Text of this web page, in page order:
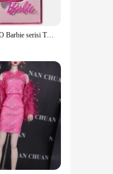
Hakiki MINISO Barbie serisi TWS Bluetooth kulaklıklar pembe sevimli yaratıcı çanta şekli kulak içi kulaklıklar kızlar tatil hediye